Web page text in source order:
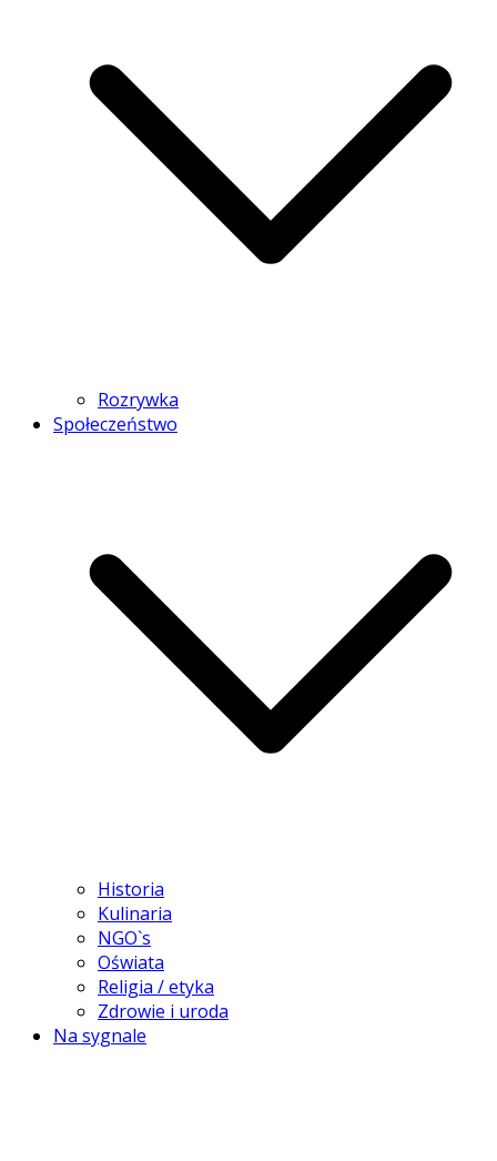
Rozrywka
Społeczeństwo
Historia
Kulinaria
NGO`s
Oświata
Religia / etyka
Zdrowie i uroda
Na sygnale